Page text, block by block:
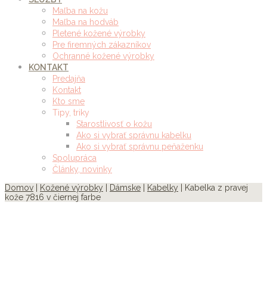
Maľba na kožu
Maľba na hodváb
Pletené kožené výrobky
Pre firemných zákazníkov
Ochranné kožené výrobky
KONTAKT
Predajňa
Kontakt
Kto sme
Tipy, triky
Starostlivosť o kožu
Ako si vybrať správnu kabelku
Ako si vybrať správnu peňaženku
Spolupráca
Články, novinky
Domov
Kožené výrobky Dámske Kabelky | Kabelka z pravej
kože 7816 v čiernej farbe